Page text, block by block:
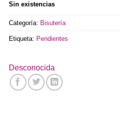
Sin existencias
Categoría: Bisutería
Etiqueta: Pendientes
Desconocida